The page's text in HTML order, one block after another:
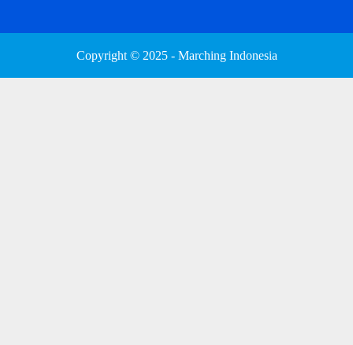
Copyright © 2025 - Marching Indonesia